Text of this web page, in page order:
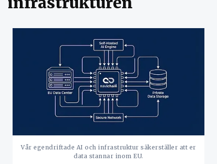
Vår egendriftade AI och infrastruktur säkerställer att er
data stannar inom EU.